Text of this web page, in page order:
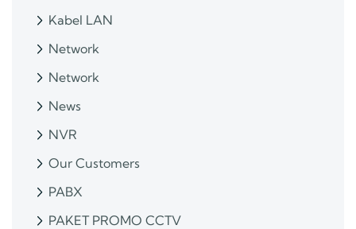
Kabel LAN
Network
Network
News
NVR
Our Customers
PABX
PAKET PROMO CCTV